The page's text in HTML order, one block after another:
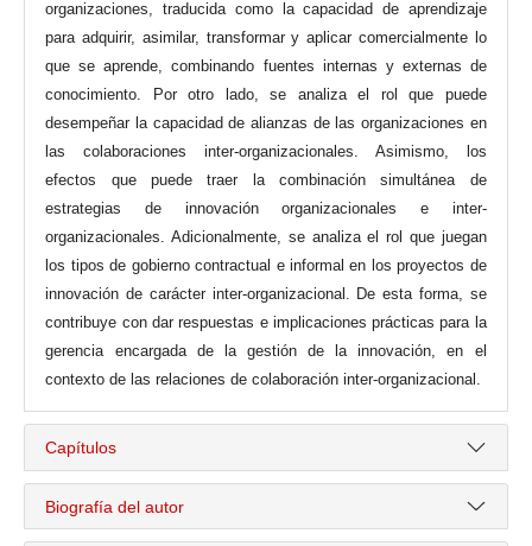
organizaciones, traducida como la capacidad de aprendizaje
para adquirir, asimilar, transformar y aplicar comercialmente lo
que se aprende, combinando fuentes internas y externas de
conocimiento. Por otro lado, se analiza el rol que puede
desempeñar la capacidad de alianzas de las organizaciones en
las colaboraciones inter-organizacionales. Asimismo, los
efectos que puede traer la combinación simultánea de
estrategias de innovación organizacionales e inter-
organizacionales. Adicionalmente, se analiza el rol que juegan
los tipos de gobierno contractual e informal en los proyectos de
innovación de carácter inter-organizacional. De esta forma, se
contribuye con dar respuestas e implicaciones prácticas para la
gerencia encargada de la gestión de la innovación, en el
contexto de las relaciones de colaboración inter-organizacional.
Capítulos
Biografía del autor